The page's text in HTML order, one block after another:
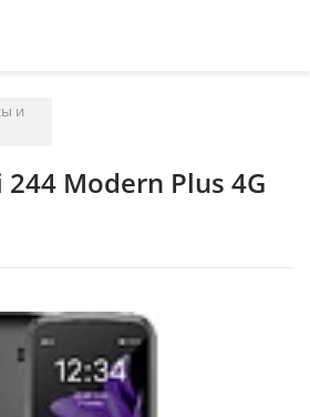
и
Modern Plus 4G